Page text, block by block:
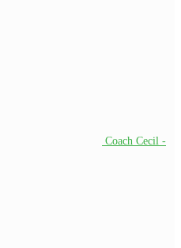
Coach Cecil -